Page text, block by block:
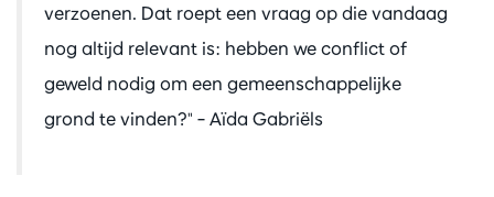
verzoenen. Dat roept een vraag op die vandaag
nog altijd relevant is: hebben we conflict of
geweld nodig om een gemeenschappelijke
grond te vinden?" – Aïda Gabriëls